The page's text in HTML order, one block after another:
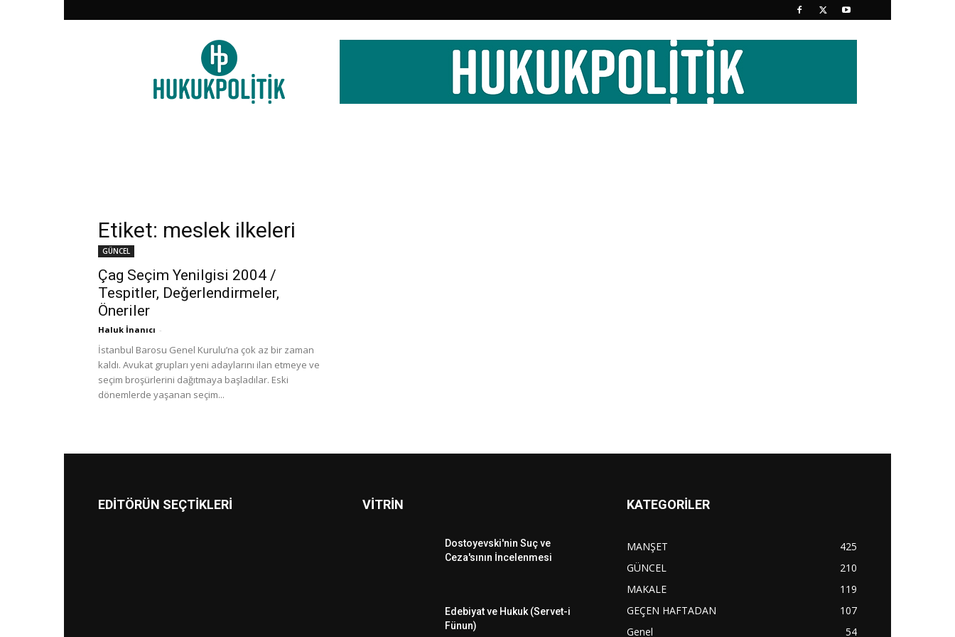
HukukPolitik
Etiket: meslek ilkeleri
GÜNCEL
Çag Seçim Yenilgisi 2004 /
Tespitler, Değerlendirmeler,
Öneriler
Haluk İnanıcı -
İstanbul Barosu Genel Kurulu’na çok az bir zaman
kaldı. Avukat grupları yeni adaylarını ilan etmeye ve
seçim broşürlerini dağıtmaya başladılar. Eski
dönemlerde yaşanan seçim...
EDİTÖRÜN SEÇTİKLERİ VİTRİN
Dostoyevski'nin Suç ve
Ceza'sının İncelenmesi
Edebiyat ve Hukuk (Servet-i
Fünun)
KATEGORİLER
MANŞET
425
GÜNCEL
210
MAKALE
119
GEÇEN HAFTADAN
107
Genel
54